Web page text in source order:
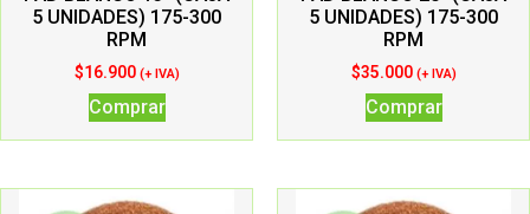
5 UNIDADES) 175-300
RPM
$16.900 (+ IVA)
Comprar
5 UNIDADES) 175-300
RPM
$35.000 (+ IVA)
Comprar